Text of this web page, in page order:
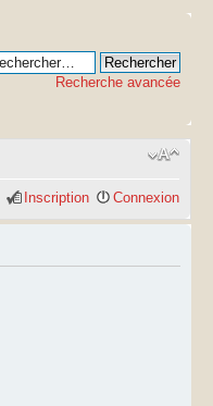
Recherche avancée
Inscription Connexion